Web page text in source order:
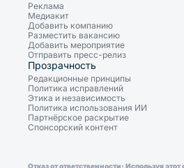
Реклама
Медиакит
Добавить компанию
Разместить вакансию
Добавить мероприятие
Отправить пресс-релиз
Прозрачность
Редакционные принципы
Политика исправлений
Этика и независимость
Политика использования ИИ
Партнёрское раскрытие
Спонсорский контент
Отказ от ответственности: Используя